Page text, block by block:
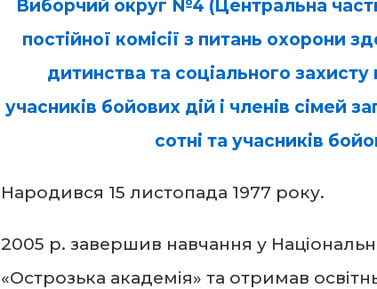
Виборчий округ №4 (Центральна
постійної комісії з питань охорони
дитинства та соціального
учасників бойових дій і членів сімей
сотні та учасників
Народився 15 листопада 1977 року.
2005 р. завершив навчання у
«Острозька академія» та отримав